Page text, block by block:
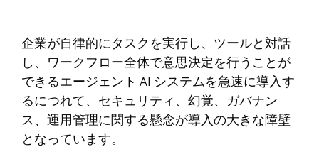
企業が自律的にタスクを実行し、ツールと対話
し、ワークフロー全体で意思決定を行うことが
できるエージェント AI システムを急速に導入す
るにつれて、セキュリティ、幻覚、ガバナン
ス、運用管理に関する懸念が導入の大きな障壁
となっています。